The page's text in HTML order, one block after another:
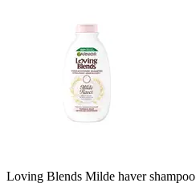
Loving Blends Milde haver shampoo